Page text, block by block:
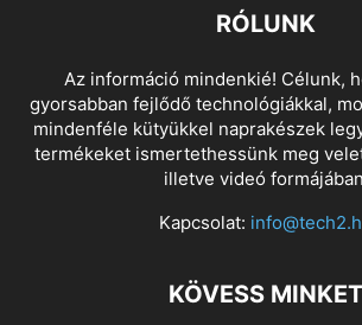
RÓLUNK
Az információ mindenkié! Célunk,
gyorsabban fejlődő technológiákkal,
mindenféle kütyükkel naprakészek
termékeket ismertethessünk meg
illetve videó
Kapcsolat:
KÖVESS MINKET